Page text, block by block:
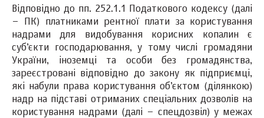
Відповідно до пп. 252.1.1 Податкового кодексу (далі
– ПК) платниками рентної плати за користування
надрами для видобування корисних копалин є
суб’єкти господарювання, у тому числі громадяни
України, іноземці та особи без громадянства,
зареєстровані відповідно до закону як підприємці,
які набули права користування об’єктом (ділянкою)
надр на підставі отриманих спеціальних дозволів на
користування надрами (далі – спецдозвіл) у межах